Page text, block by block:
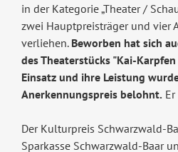
in der Kategorie „Theater /
zwei Hauptpreisträger und vier
verliehen. Beworben hat sich
des Theaterstücks "Kai-
Einsatz und ihre Leistung
Anerkennungspreis belohnt.
Der Kulturpreis Schwarzwald-
Sparkasse Schwarzwald-Baar